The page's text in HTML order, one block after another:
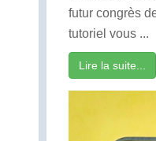
futur congrès
tutoriel vous ...
Lire la suite...